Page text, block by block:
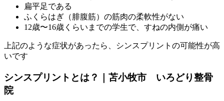
扁平足である
ふくらはぎ（腓腹筋）の筋肉の柔軟性がない
12歳〜16歳くらいまでの学生で、すねの内側が痛い
上記のような症状があったら、シンスプリントの可能性が高
いです
シンスプリントとは？｜苫小牧市 いろどり整骨
院